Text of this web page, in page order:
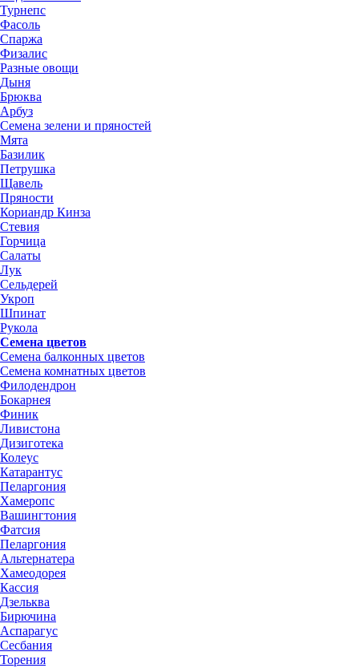
Турнепс
Фасоль
Спаржа
Физалис
Разные овощи
Дыня
Брюква
Арбуз
Семена зелени и пряностей
Мята
Базилик
Петрушка
Щавель
Пряности
Кориандр Кинза
Стевия
Горчица
Салаты
Лук
Сельдерей
Укроп
Шпинат
Рукола
Семена цветов
Семена балконных цветов
Семена комнатных цветов
Филодендрон
Бокарнея
Финик
Ливистона
Дизиготека
Колеус
Катарантус
Пеларгония
Хамеропс
Вашингтония
Фатсия
Пеларгония
Альтернатера
Хамеодорея
Кассия
Дзельква
Бирючина
Аспарагус
Сесбания
Торения